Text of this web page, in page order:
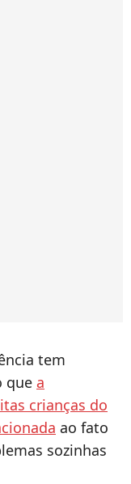
tem
que a
crianças do
ao fato
sozinhas